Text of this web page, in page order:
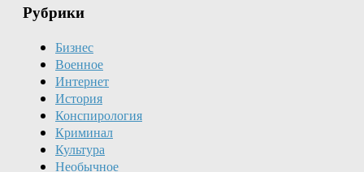
Рубрики
Бизнес
Военное
Интернет
История
Конспирология
Криминал
Культура
Необычное